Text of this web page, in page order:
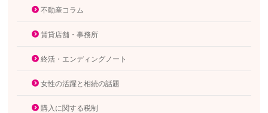
不動産コラム
賃貸店舗・事務所
終活・エンディングノート
女性の活躍と相続の話題
購入に関する税制